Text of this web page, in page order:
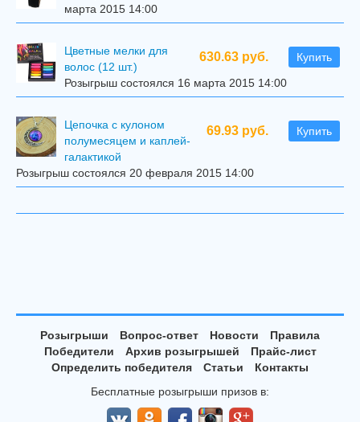
марта 2015 14:00
630.63 руб. Купить
Цветные мелки для
волос (12 шт.)
Розыгрыш состоялся 16 марта 2015 14:00
69.93 руб. Купить
Цепочка с кулоном
полумесяцем и каплей-
галактикой
Розыгрыш состоялся 20 февраля 2015 14:00
Розыгрыши Вопрос-ответ Новости
Правила
Победители
Архив розыгрышей
Прайс-лист
Определить победителя
Статьи
Контакты
Бесплатные розыгрыши призов в: